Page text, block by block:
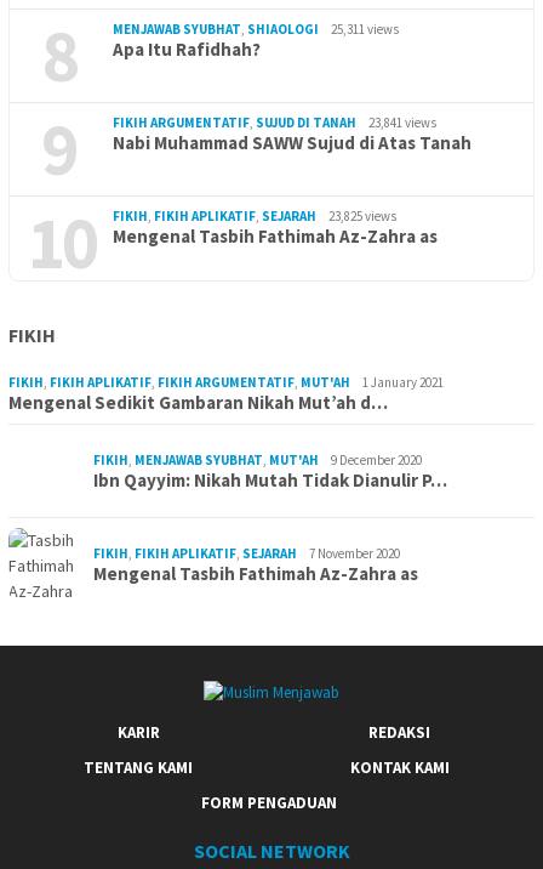
8 MENJAWAB SYUBHAT, SHIAOLOGI 25,311 views
Apa Itu Rafidhah?
9 FIKIH ARGUMENTATIF, SUJUD DI TANAH 23,841 views
Nabi Muhammad SAWW Sujud di Atas Tanah
10 FIKIH, FIKIH APLIKATIF, SEJARAH 23,825 views
Mengenal Tasbih Fathimah Az-Zahra as
FIKIH
FIKIH, FIKIH APLIKATIF, FIKIH ARGUMENTATIF, MUT'AH 1 January 2021
Mengenal Sedikit Gambaran Nikah Mut’ah d…
FIKIH, MENJAWAB SYUBHAT, MUT'AH 9 December 2020
Ibn Qayyim: Nikah Mutah Tidak Dianulir P…
FIKIH, FIKIH APLIKATIF, SEJARAH 7 November 2020
Mengenal Tasbih Fathimah Az-Zahra as
KARIR
REDAKSI
TENTANG KAMI
KONTAK KAMI
FORM PENGADUAN
SOCIAL NETWORK